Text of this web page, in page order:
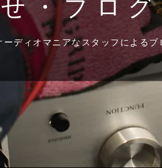
・ブログ
ディオマニアなスタッフによるブ